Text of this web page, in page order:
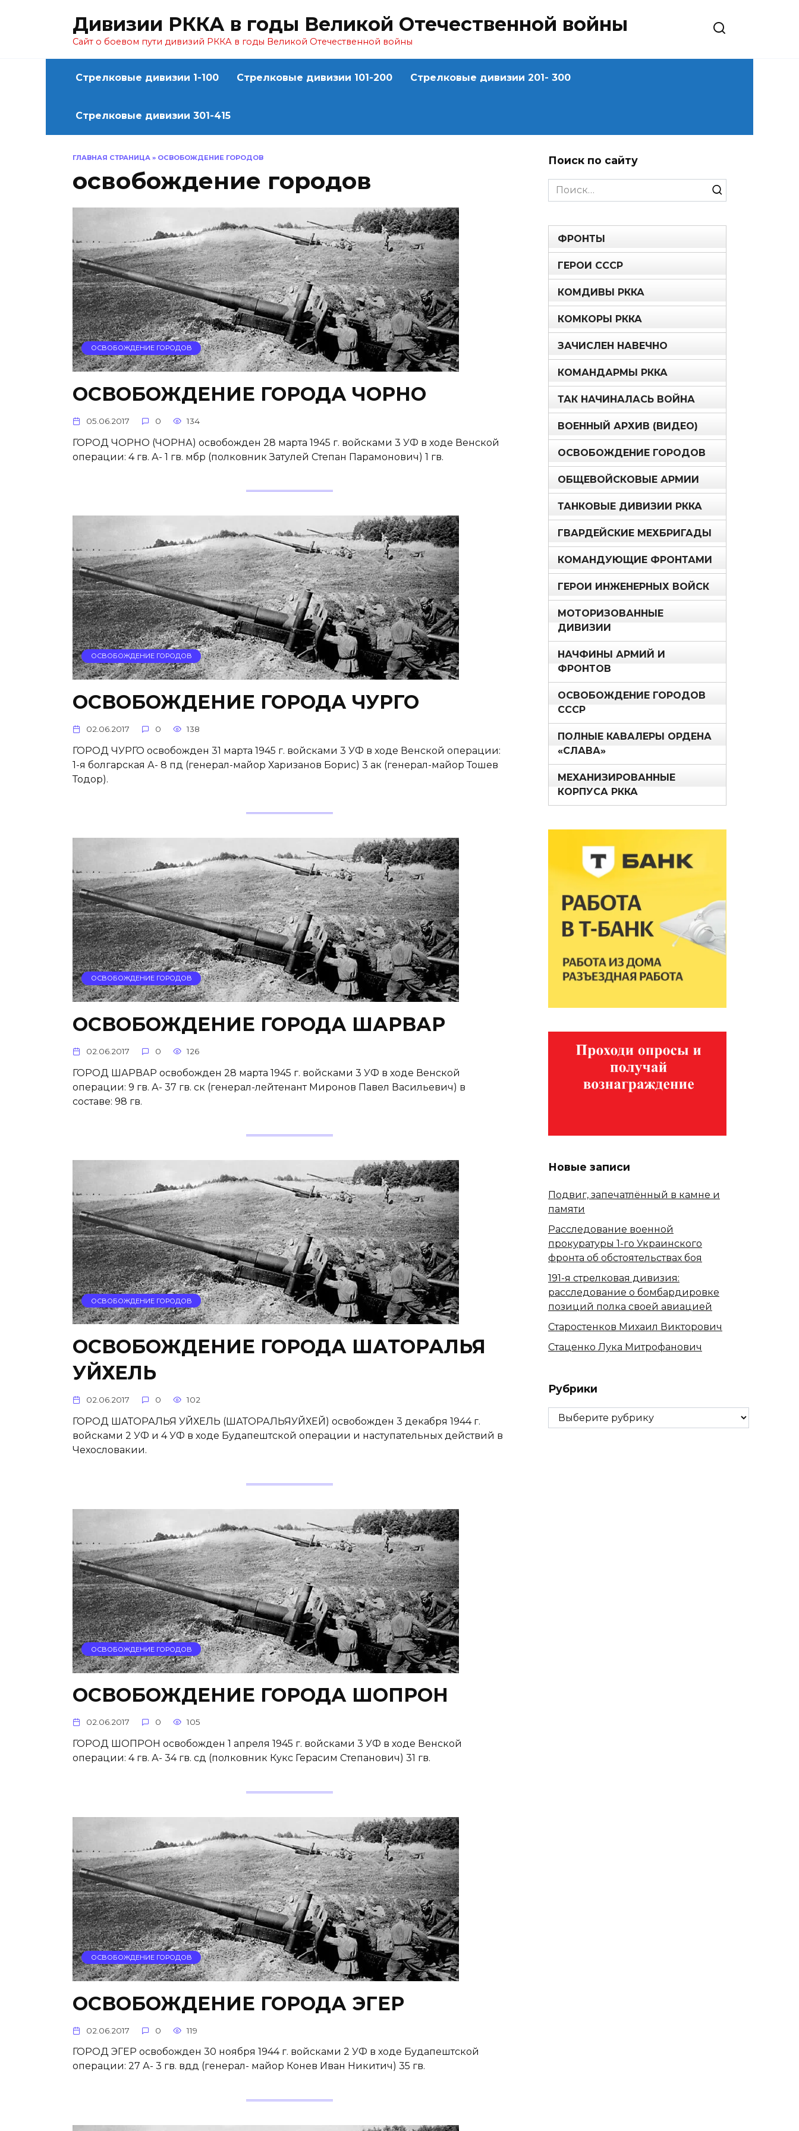
Дивизии РККА в годы Великой Отечественной войны
Сайт о боевом пути дивизий РККА в годы Великой Отечественной войны
Стрелковые дивизии 1-100 Стрелковые дивизии 101-200 Стрелковые дивизии 201- 300
Стрелковые дивизии 301-415
ГЛАВНАЯ СТРАНИЦА » ОСВОБОЖДЕНИЕ ГОРОДОВ
освобождение городов
ОСВОБОЖДЕНИЕ ГОРОДОВ
ОСВОБОЖДЕНИЕ ГОРОДА ЧОРНО
05.06.2017 0 134
ГОРОД ЧОРНО (ЧОРНА) освобожден 28 марта 1945 г. войсками 3 УФ в ходе Венской
операции: 4 гв. А- 1 гв. мбр (полковник Затулей Степан Парамонович) 1 гв.
ОСВОБОЖДЕНИЕ ГОРОДОВ
ОСВОБОЖДЕНИЕ ГОРОДА ЧУРГО
02.06.2017 0 138
ГОРОД ЧУРГО освобожден 31 марта 1945 г. войсками 3 УФ в ходе Венской операции:
1-я болгарская А- 8 пд (генерал-майор Харизанов Борис) 3 ак (генерал-майор Тошев
Тодор).
ОСВОБОЖДЕНИЕ ГОРОДОВ
ОСВОБОЖДЕНИЕ ГОРОДА ШАРВАР
02.06.2017 0 126
ГОРОД ШАРВАР освобожден 28 марта 1945 г. войсками 3 УФ в ходе Венской
операции: 9 гв. А- 37 гв. ск (генерал-лейтенант Миронов Павел Васильевич) в
составе: 98 гв.
ОСВОБОЖДЕНИЕ ГОРОДОВ
ОСВОБОЖДЕНИЕ ГОРОДА ШАТОРАЛЬЯ
УЙХЕЛЬ
02.06.2017 0 102
ГОРОД ШАТОРАЛЬЯ УЙХЕЛЬ (ШАТОРАЛЬЯУЙХЕЙ) освобожден 3 декабря 1944 г.
войсками 2 УФ и 4 УФ в ходе Будапештской операции и наступательных действий в
Чехословакии.
ОСВОБОЖДЕНИЕ ГОРОДОВ
ОСВОБОЖДЕНИЕ ГОРОДА ШОПРОН
02.06.2017 0 105
ГОРОД ШОПРОН освобожден 1 апреля 1945 г. войсками 3 УФ в ходе Венской
операции: 4 гв. А- 34 гв. сд (полковник Кукс Герасим Степанович) 31 гв.
ОСВОБОЖДЕНИЕ ГОРОДОВ
ОСВОБОЖДЕНИЕ ГОРОДА ЭГЕР
02.06.2017 0 119
ГОРОД ЭГЕР освобожден 30 ноября 1944 г. войсками 2 УФ в ходе Будапештской
операции: 27 А- 3 гв. вдд (генерал- майор Конев Иван Никитич) 35 гв.
Поиск по сайту
Search
for:
ФРОНТЫ
ГЕРОИ СССР
КОМДИВЫ РККА
КОМКОРЫ РККА
ЗАЧИСЛЕН НАВЕЧНО
КОМАНДАРМЫ РККА
ТАК НАЧИНАЛАСЬ ВОЙНА
ВОЕННЫЙ АРХИВ (ВИДЕО)
ОСВОБОЖДЕНИЕ ГОРОДОВ
ОБЩЕВОЙСКОВЫЕ АРМИИ
ТАНКОВЫЕ ДИВИЗИИ РККА
ГВАРДЕЙСКИЕ МЕХБРИГАДЫ
КОМАНДУЮЩИЕ ФРОНТАМИ
ГЕРОИ ИНЖЕНЕРНЫХ ВОЙСК
МОТОРИЗОВАННЫЕ
ДИВИЗИИ
НАЧФИНЫ АРМИЙ И
ФРОНТОВ
ОСВОБОЖДЕНИЕ ГОРОДОВ
СССР
ПОЛНЫЕ КАВАЛЕРЫ ОРДЕНА
«СЛАВА»
МЕХАНИЗИРОВАННЫЕ
КОРПУСА РККА
Новые записи
Подвиг, запечатлённый в камне и
памяти
Расследование военной
прокуратуры 1-го Украинского
фронта об обстоятельствах боя
191-я стрелковая дивизия:
расследование о бомбардировке
позиций полка своей авиацией
Старостенков Михаил Викторович
Стаценко Лука Митрофанович
Рубрики
Рубрики